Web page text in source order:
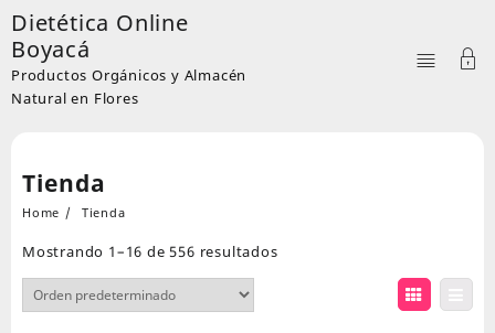
Skip
to
content
Dietética Online
Boyacá
Productos Orgánicos y Almacén
Natural en Flores
Tienda
Home Tienda
Mostrando 1–16 de 556 resultados